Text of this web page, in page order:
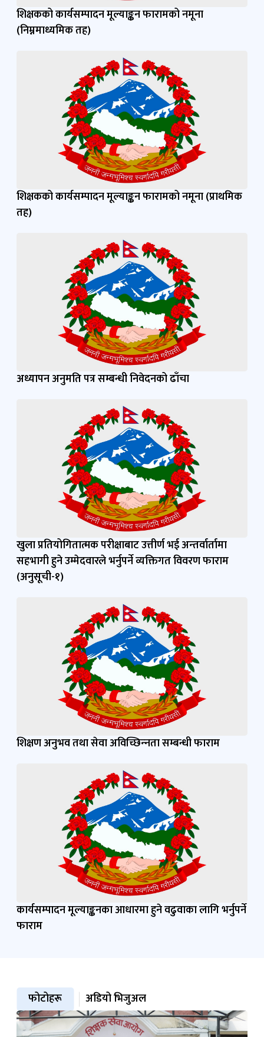
शिक्षकको कार्यसम्पादन मूल्याङ्कन फारामको नमूना
(निम्नमाध्यमिक तह)
शिक्षकको कार्यसम्पादन मूल्याङ्कन फारामको नमूना (प्राथमिक
तह)
अध्यापन अनुमति पत्र सम्बन्धी निवेदनको ढाँचा
खुला प्रतियोगितात्मक परीक्षाबाट उत्तीर्ण भई अन्‍तर्वार्तामा
सहभागी हुने उम्मेदवारले भर्नुपर्ने व्यक्तिगत विवरण फाराम
(अनुसूची-१)
शिक्षण अनुभव तथा सेवा अविच्छिन्‍नता सम्बन्धी फाराम
कार्यसम्पादन मूल्याङ्कनका आधारमा हुने वढुवाका लागि भर्नुपर्ने
फाराम
फोटोहरू अडियो भिजुअल